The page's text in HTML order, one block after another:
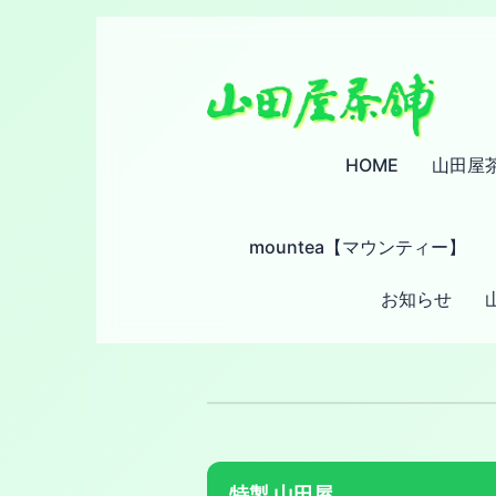
HOME 山田屋
mountea【マウンティー】
お知らせ